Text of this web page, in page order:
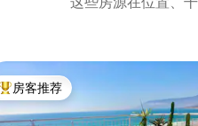
热门「房客推荐」
房客推荐